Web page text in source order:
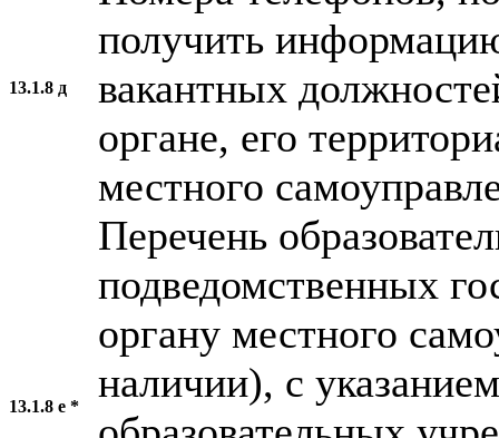
13.1.8 д
получить
вакантных
органе, его
местного
13.1.8 е *
Перечень
подведомственных
органу местного
наличии), с